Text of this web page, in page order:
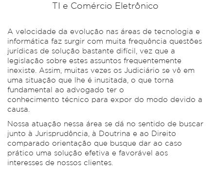
TI e Comércio Eletrônico
A velocidade da evolução nas áreas de tecnologia e
informática faz surgir com muita frequência questões
jurídicas de solução bastante difícil, vez que a
legislação sobre estes assuntos frequentemente
inexiste. Assim, muitas vezes os Judiciário se vê em
uma situação que lhe é inusitada, o que torna
fundamental ao advogado ter o
conhecimento técnico para expor do modo devido a
causa.
Nossa atuação nessa área se dá no sentido de buscar
junto à Jurisprudência, à Doutrina e ao Direito
comparado orientação que busque dar ao caso
prático uma solução efetiva e favorável aos
interesses de nossos clientes.